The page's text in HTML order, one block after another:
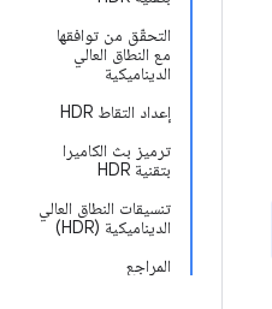
التحقّق من توافقها
مع النطاق العالي
الديناميكية
إعداد التقاط HDR
ترميز بث الكاميرا
بتقنية HDR
تنسيقات النطاق العالي
الديناميكية (HDR)
المراجع